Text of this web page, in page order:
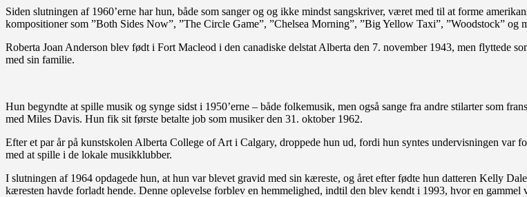
Siden slutningen af 1960’erne har hun, både som sanger og og ikke mindst sangskriver, været med til at forme
kompositioner som ”Both Sides Now”, ”The Circle Game”, ”Chelsea Morning”, ”Big Yellow Taxi”, ”Woodstock” og
Roberta Joan Anderson blev født i Fort Macleod i den canadiske delstat Alberta den 7. november 1943, men flyttede
med sin familie.
Hun begyndte at spille musik og synge sidst i 1950’erne – både folkemusik, men også sange fra andre stilarter som
med Miles Davis. Hun fik sit første betalte job som musiker den 31. oktober 1962.
Efter et par år på kunstskolen Alberta College of Art i Calgary, droppede hun ud, fordi hun syntes undervisningen var
med at spille i de lokale musikklubber.
I slutningen af 1964 opdagede hun, at hun var blevet gravid med sin kæreste, og året efter fødte hun datteren Kelly
kæresten havde forladt hende. Denne oplevelse forblev en hemmelighed, indtil den blev kendt i 1993, hvor en gammel